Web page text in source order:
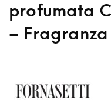
profumata
–